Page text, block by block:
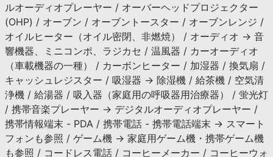
ルオーディオプレーヤー / オーバーヘッドプロジェクター
(OHP) / オーブン / オーブントースター / オーブンレンジ /
オイルヒーター（オイル密閉、非燃焼） / オーディオ → 音
響機器、ミニコンポ、ラジカセ / 温風器 / カーオーディオ
（車載機器の一種） / カーボンヒーター / 加湿器 / 換気扇 /
キャッシュレジスター / 吸湿器 → 除湿機 / 給茶機 / 空気清
浄機 / 給湯器 / 吸入器（家庭用の呼吸器用治療器） / 蛍光灯
/ 携帯音楽プレーヤー → デジタルオーディオプレーヤー /
携帯情報端末 - PDA / 携帯電話 - 携帯電話端末 → スマート
フォンも参照 / ゲーム機 → 家庭用ゲーム機・携帯ゲーム機
も参照 / コードレス電話 / コーヒーメーカー / コーヒーウォ